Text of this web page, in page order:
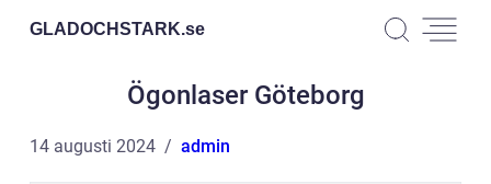
GLADOCHSTARK.se
Ögonlaser Göteborg
14 augusti 2024 admin